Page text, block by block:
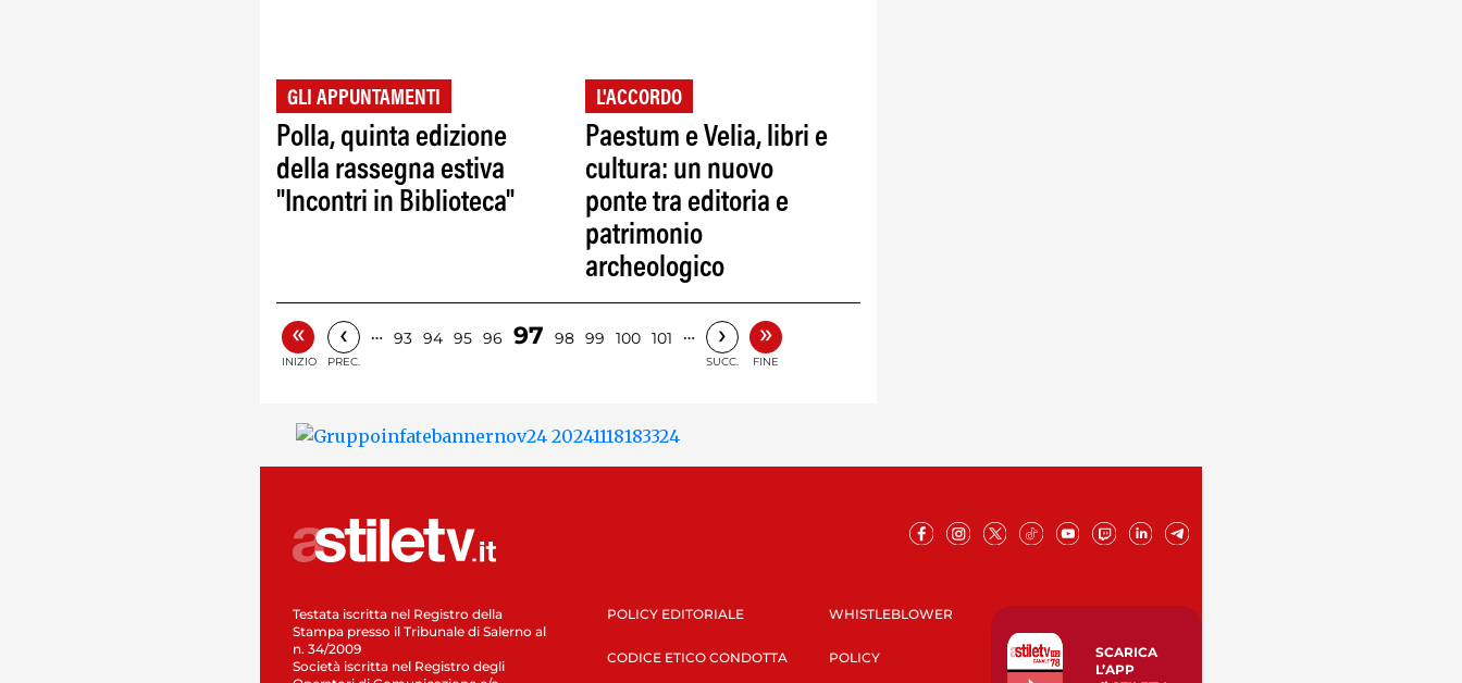
GLI APPUNTAMENTI
Polla, quinta edizione
della rassegna estiva
"Incontri in Biblioteca"
L'ACCORDO
Paestum e Velia, libri e
cultura: un nuovo
ponte tra editoria e
patrimonio
archeologico
«
INIZIO
‹
PREC.
… 93 94 95 96 97 98 99 100 101 … ›
SUCC.
»
FINE
Testata iscritta nel Registro della
Stampa presso il Tribunale di Salerno al
n. 34/2009
Società iscritta nel Registro degli
POLICY EDITORIALE
CODICE ETICO CONDOTTA
WHISTLEBLOWER
POLICY
SCARICA
L’APP